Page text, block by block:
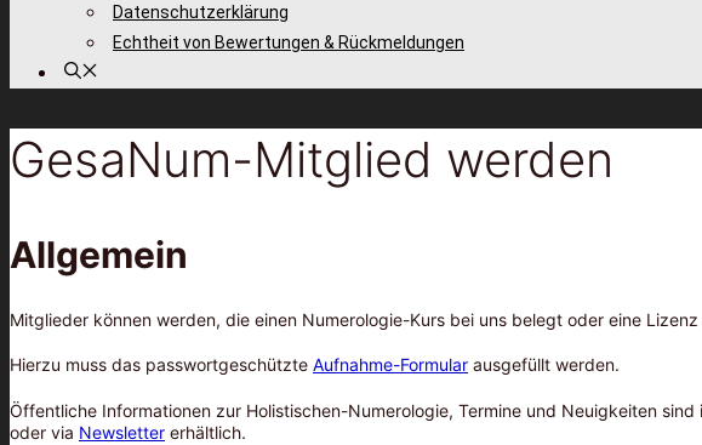
Datenschutzerklärung
Echtheit von Bewertungen & Rückmeldungen
GesaNum-Mitglied werden
Allgemein
Mitglieder können werden, die einen Numerologie-Kurs bei uns belegt oder eine
Hierzu muss das passwortgeschützte Aufnahme-Formular ausgefüllt werden.
Öffentliche Informationen zur Holistischen-Numerologie, Termine und Neuigkeiten sind
oder via Newsletter erhältlich.